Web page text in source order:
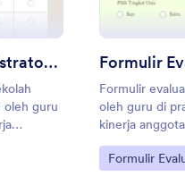
Formulir Evaluasi Administrator Sekolah
oleh guru
Formulir
oleh guru di
kinerja
Go to
Formulir